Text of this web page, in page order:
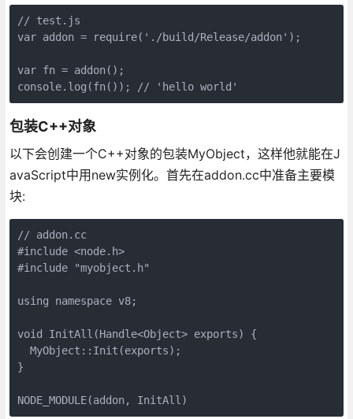
// test.js
var addon = require('./build/Release/addon');
var fn = addon();
console.log(fn()); // 'hello world'
包装C++对象
以下会创建一个C++对象的包装MyObject，这样他就能在J
avaScript中用new实例化。首先在addon.cc中准备主要模
块:
// addon.cc
#include <node.h>
#include "myobject.h"
using namespace v8;
void InitAll(Handle<Object> exports) {
  MyObject::Init(exports);
}
NODE_MODULE(addon, InitAll)